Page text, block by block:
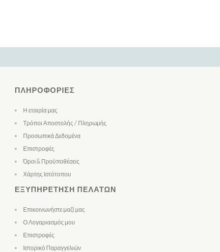
ΠΛΗΡΟΦΟΡΊΕΣ
Η εταιρία μας
Τρόποι Αποστολής / Πληρωμής
Προσωπικά Δεδομένα
Επιστροφές
Όροι & Προϋποθέσεις
Χάρτης Ιστότοπου
ΕΞΥΠΗΡΈΤΗΣΗ ΠΕΛΑΤΏΝ
Επικοινωνήστε μαζί μας
Ο Λογαριασμός μου
Επιστροφές
Ιστορικό Παραγγελιών